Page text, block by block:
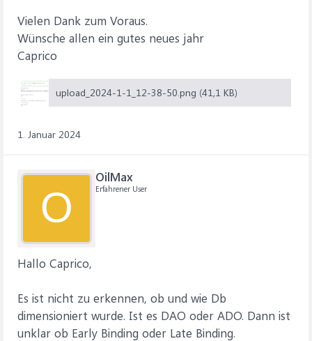
Vielen Dank zum Voraus.
Wünsche allen ein gutes neues jahr
Caprico
upload_2024-1-1_12-38-50.png (41,1 KB)
1. Januar 2024
O
OilMax
Erfahrener User
Hallo Caprico,
Es ist nicht zu erkennen, ob und wie Db
dimensioniert wurde. Ist es DAO oder ADO. Dann ist
unklar ob Early Binding oder Late Binding.